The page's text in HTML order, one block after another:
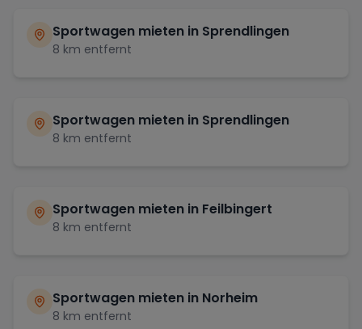
Sportwagen mieten in Sprendlingen
8 km entfernt
Sportwagen mieten in Sprendlingen
8 km entfernt
Sportwagen mieten in Feilbingert
8 km entfernt
Sportwagen mieten in Norheim
8 km entfernt